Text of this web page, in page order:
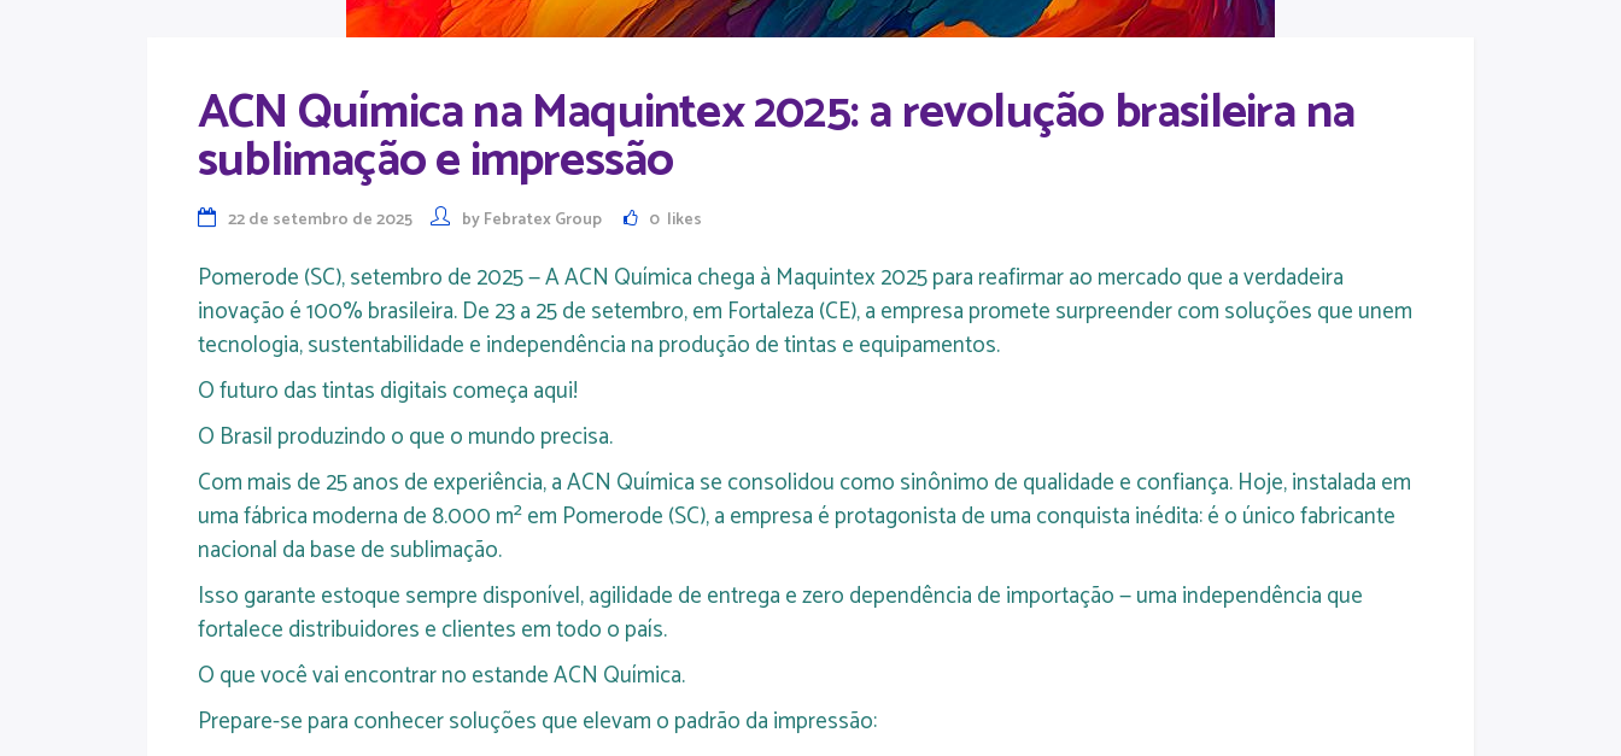
ACN Química na Maquintex 2025: a revolução brasileira na
sublimação e impressão
22 de setembro de 2025 byFebratex Group 0 likes
Pomerode (SC), setembro de 2025 — A ACN Química chega à Maquintex 2025 para reafirmar ao mercado que a verdadeira
inovação é 100% brasileira. De 23 a 25 de setembro, em Fortaleza (CE), a empresa promete surpreender com soluções que unem
tecnologia, sustentabilidade e independência na produção de tintas e equipamentos.
O futuro das tintas digitais começa aqui!
O Brasil produzindo o que o mundo precisa.
Com mais de 25 anos de experiência, a ACN Química se consolidou como sinônimo de qualidade e confiança. Hoje, instalada em
uma fábrica moderna de 8.000 m² em Pomerode (SC), a empresa é protagonista de uma conquista inédita: é o único fabricante
nacional da base de sublimação.
Isso garante estoque sempre disponível, agilidade de entrega e zero dependência de importação — uma independência que
fortalece distribuidores e clientes em todo o país.
O que você vai encontrar no estande ACN Química.
Prepare-se para conhecer soluções que elevam o padrão da impressão: